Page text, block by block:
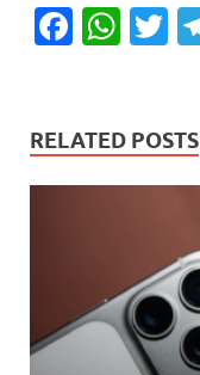
F
b
o
W
s
A
T
er
RELATED POSTS